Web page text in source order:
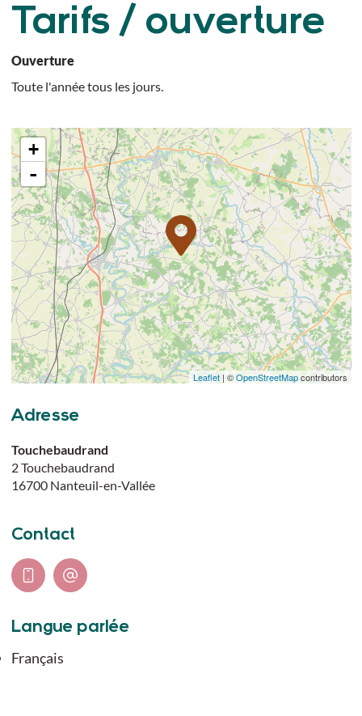
Tarifs / ouverture
Ouverture
Toute l'année tous les jours.
+
-
Leaflet| ©OpenStreetMapcontributors
Adresse
Touchebaudrand
2 Touchebaudrand
16700 Nanteuil-en-Vallée
Contact
Langue parlée
Français